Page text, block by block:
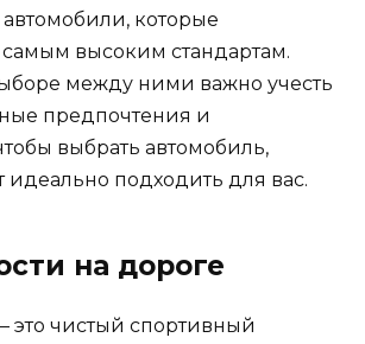
которые
самым высоким стандартам.
между ними важно учесть
предпочтения и
выбрать автомобиль,
идеально подходить для вас.
на дороге
чистый спортивный